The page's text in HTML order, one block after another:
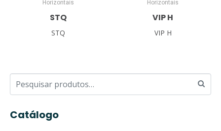
Horizontais
STQ
STQ
Horizontais
VIP H
VIP H
Catálogo